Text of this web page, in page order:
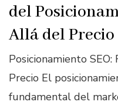
del
Allá del Precio
Posicionamiento
Precio El
fundamental del